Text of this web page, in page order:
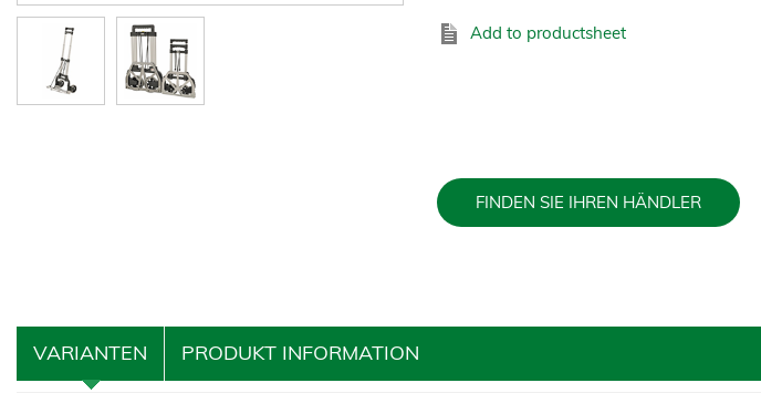
Add to productsheet
FINDEN SIE IHREN HÄNDLER
VARIANTEN PRODUKT INFORMATION